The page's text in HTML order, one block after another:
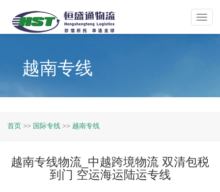
越南专线
首页 >> 国际专线 >> 越南专线
越南专线物流_中越跨境物流 双清包税
到门 空运海运陆运专线